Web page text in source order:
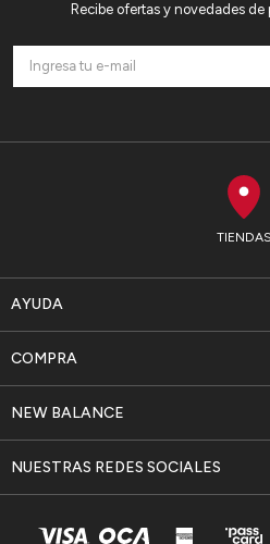
TIENDAS
AYUDA
NEW BALANCE
COMPRA
NUESTRAS REDES SOCIALES
Recibe ofertas y novedades